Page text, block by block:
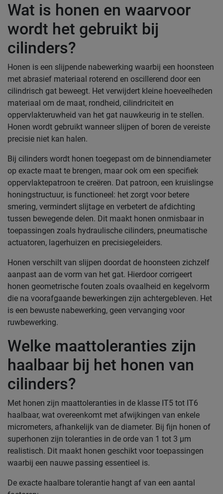
Wat is honen en waarvoor
wordt het gebruikt bij
cilinders?
Honen is een slijpende nabewerking waarbij een hoonsteen
met abrasief materiaal roterend en oscillerend door een
cilindrisch gat beweegt. Het verwijdert kleine hoeveelheden
materiaal om de maat, rondheid, cilindriciteit en
oppervlakteruwheid van het gat nauwkeurig in te stellen.
Honen wordt gebruikt wanneer slijpen of boren de vereiste
precisie niet kan halen.
Bij cilinders wordt honen toegepast om de binnendiameter
op exacte maat te brengen, maar ook om een specifiek
oppervlaktepatroon te creëren. Dat patroon, een kruislingse
honingstructuur, is functioneel: het zorgt voor betere
smering, vermindert slijtage en verbetert de afdichting
tussen bewegende delen. Dit maakt honen onmisbaar in
toepassingen zoals hydraulische cilinders, pneumatische
actuatoren, lagerhuizen en precisiegeleiders.
Honen verschilt van slijpen doordat de hoonsteen zichzelf
aanpast aan de vorm van het gat. Hierdoor corrigeert
honen geometrische fouten zoals ovaalheid en kegelvorm
die na voorafgaande bewerkingen zijn achtergebleven. Het
is een bewuste nabewerking, geen vervanging voor
ruwbewerking.
Welke maattoleranties zijn
haalbaar bij het honen van
cilinders?
Met honen zijn maattoleranties in de klasse IT5 tot IT6
haalbaar, wat overeenkomt met afwijkingen van enkele
micrometers, afhankelijk van de diameter. Bij fijn honen of
superhonen zijn toleranties in de orde van 1 tot 3 µm
realistisch. Dit maakt honen geschikt voor toepassingen
waarbij een nauwe passing essentieel is.
De exacte haalbare tolerantie hangt af van een aantal